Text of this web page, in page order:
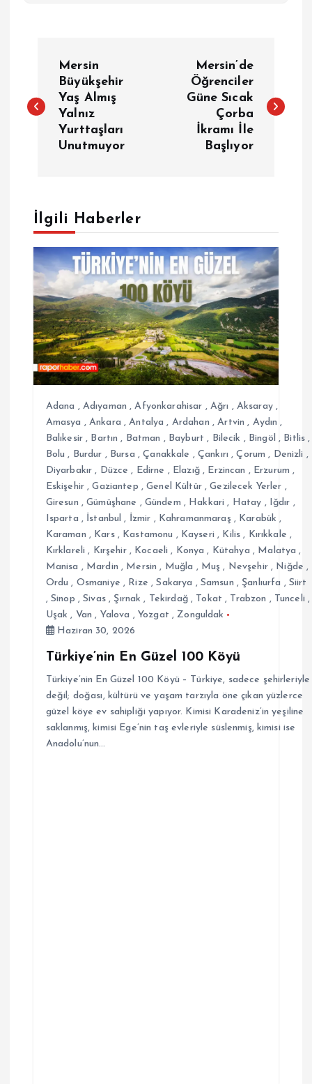
z
e
z
n
m
Mersin
Büyükşehir
Yaş Almış
Yalnız
Yurttaşları
Unutmuyor
Mersin’de
Öğrenciler
Güne Sıcak
Çorba
İkramı İle
Başlıyor
İlgili Haberler
Adana , Adıyaman ,Afyonkarahisar , Ağrı , Aksaray,
Amasya ,Ankara ,Antalya , Ardahan ,Artvin , Aydın ,
Balıkesir , Bartın , Batman , Bayburt , Bilecik , Bingöl , Bitlis ,
Bolu , Burdur , Bursa ,Çanakkale , Çankırı ,Çorum , Denizli ,
Diyarbakır , Düzce , Edirne , Elazığ, Erzincan , Erzurum ,
Eskişehir ,Gaziantep ,Genel Kültür,Gezilecek Yerler ,
Giresun ,Gümüşhane , Gündem , Hakkari , Hatay , Iğdır ,
Isparta , İstanbul , İzmir , Kahramanmaraş , Karabük ,
Karaman , Kars, Kastamonu , Kayseri , Kilis , Kırıkkale ,
Kırklareli , Kırşehir, Kocaeli , Konya , Kütahya , Malatya ,
Manisa , Mardin , Mersin , Muğla , Muş , Nevşehir, Niğde ,
Ordu , Osmaniye , Rize ,Sakarya , Samsun , Şanlıurfa , Siirt
,Sinop ,Sivas, Şırnak , Tekirdağ, Tokat , Trabzon , Tunceli ,
Uşak , Van , Yalova , Yozgat ,Zonguldak
Haziran 30, 2026
Türkiye’nin En Güzel 100 Köyü
Türkiye’nin En Güzel 100 Köyü – Türkiye, sadece şehirleriyle
değil; doğası, kültürü ve yaşam tarzıyla öne çıkan yüzlerce
güzel köye ev sahipliği yapıyor. Kimisi Karadeniz’in yeşiline
saklanmış, kimisi Ege’nin taş evleriyle süslenmiş, kimisi ise
Anadolu’nun…